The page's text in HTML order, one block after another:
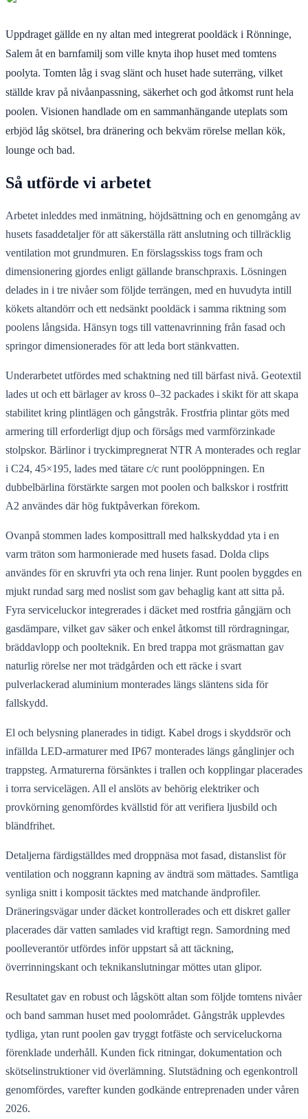
Uppdraget gällde en ny altan med integrerat pooldäck i Rönninge,
Salem åt en barnfamilj som ville knyta ihop huset med tomtens
poolyta. Tomten låg i svag slänt och huset hade suterräng, vilket
ställde krav på nivåanpassning, säkerhet och god åtkomst runt hela
poolen. Visionen handlade om en sammanhängande uteplats som
erbjöd låg skötsel, bra dränering och bekväm rörelse mellan kök,
lounge och bad.
Så utförde vi arbetet
Arbetet inleddes med inmätning, höjdsättning och en genomgång av
husets fasaddetaljer för att säkerställa rätt anslutning och tillräcklig
ventilation mot grundmuren. En förslagsskiss togs fram och
dimensionering gjordes enligt gällande branschpraxis. Lösningen
delades in i tre nivåer som följde terrängen, med en huvudyta intill
kökets altandörr och ett nedsänkt pooldäck i samma riktning som
poolens långsida. Hänsyn togs till vattenavrinning från fasad och
springor dimensionerades för att leda bort stänkvatten.
Underarbetet utfördes med schaktning ned till bärfast nivå. Geotextil
lades ut och ett bärlager av kross 0–32 packades i skikt för att skapa
stabilitet kring plintlägen och gångstråk. Frostfria plintar göts med
armering till erforderligt djup och försågs med varmförzinkade
stolpskor. Bärlinor i tryckimpregnerat NTR A monterades och reglar
i C24, 45×195, lades med tätare c/c runt poolöppningen. En
dubbelbärlina förstärkte sargen mot poolen och balkskor i rostfritt
A2 användes där hög fuktpåverkan förekom.
Ovanpå stommen lades komposittrall med halkskyddad yta i en
varm träton som harmonierade med husets fasad. Dolda clips
användes för en skruvfri yta och rena linjer. Runt poolen byggdes en
mjukt rundad sarg med noslist som gav behaglig kant att sitta på.
Fyra serviceluckor integrerades i däcket med rostfria gångjärn och
gasdämpare, vilket gav säker och enkel åtkomst till rördragningar,
bräddavlopp och poolteknik. En bred trappa mot gräsmattan gav
naturlig rörelse ner mot trädgården och ett räcke i svart
pulverlackerad aluminium monterades längs släntens sida för
fallskydd.
El och belysning planerades in tidigt. Kabel drogs i skyddsrör och
infällda LED-armaturer med IP67 monterades längs gånglinjer och
trappsteg. Armaturerna försänktes i trallen och kopplingar placerades
i torra servicelägen. All el anslöts av behörig elektriker och
provkörning genomfördes kvällstid för att verifiera ljusbild och
bländfrihet.
Detaljerna färdigställdes med droppnäsa mot fasad, distanslist för
ventilation och noggrann kapning av ändträ som mättades. Samtliga
synliga snitt i komposit täcktes med matchande ändprofiler.
Dräneringsvägar under däcket kontrollerades och ett diskret galler
placerades där vatten samlades vid kraftigt regn. Samordning med
poolleverantör utfördes inför uppstart så att täckning,
överrinningskant och teknikanslutningar möttes utan glipor.
Resultatet gav en robust och lågskött altan som följde tomtens nivåer
och band samman huset med poolområdet. Gångstråk upplevdes
tydliga, ytan runt poolen gav tryggt fotfäste och serviceluckorna
förenklade underhåll. Kunden fick ritningar, dokumentation och
skötselinstruktioner vid överlämning. Slutstädning och egenkontroll
genomfördes, varefter kunden godkände entreprenaden under våren
2026.